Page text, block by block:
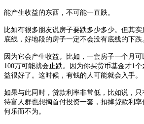
能产生收益的东西，不可能一直跌。
比如有很多朋友说房子要跌多少多少。但其
底线，好地段的房子一定不会没有底线的下跌
因为它会产生收益。比如，一套房子一个月可
100万可能就会止跌。因为你买货币基金才1
益很好了。这时候，有钱的人可能就会入手。
如果与此同时，贷款利率非常低，比如说，只
待富人群也想掏首付投资一套，扣掉贷款利率
何乐而不为。